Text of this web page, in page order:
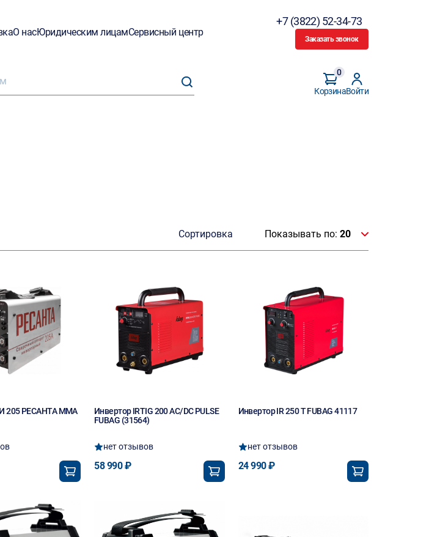
О насЮридическим лицамСервисный центр
+7 (3822) 52-34-73
Заказать звонок
Корзина
0
Войти
Сортировка Показывать по: 20
205 РЕСАНТА MMA
Инвертор IRTIG 200 AC/DC PULSE
FUBAG (31564)
нет отзывов
58 990 ₽
Инвертор IR 250 T FUBAG 41117
нет отзывов
24 990 ₽